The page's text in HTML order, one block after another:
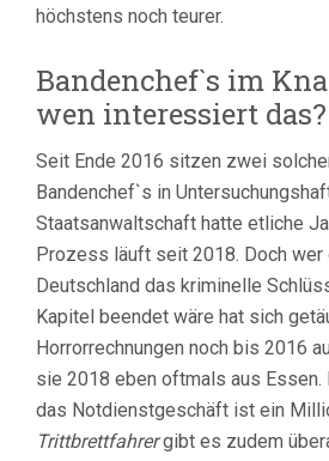
höchstens noch teurer.
Bandenchef`s im
wen interessiert das?
Seit Ende 2016 sitzen zwei
Bandenchef`s in
Staatsanwaltschaft hatte etliche
Prozess läuft seit 2018. Doch wer
Deutschland das kriminelle
Kapitel beendet wäre hat sich
Horrorrechnungen noch bis 2016
sie 2018 eben oftmals aus Essen.
das Notdienstgeschäft ist ein
Trittbrettfahrergibt es zudem